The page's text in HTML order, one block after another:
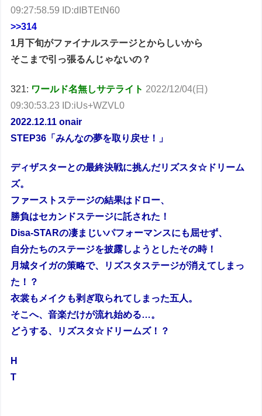
09:27:58.59 ID:dIBTEtN60
>>314
1月下旬がファイナルステージとからしいから
そこまで引っ張るんじゃないの？
321: ワールド名無しサテライト 2022/12/04(日)
09:30:53.23 ID:iUs+WZVL0
2022.12.11 onair
STEP36「みんなの夢を取り戻せ！」
ディザスターとの最終決戦に挑んだリズスタ☆ドリーム
ズ。
ファーストステージの結果はドロー、
勝負はセカンドステージに託された！
Disa-STARの凄まじいパフォーマンスにも屈せず、
自分たちのステージを披露しようとしたその時！
月城タイガの策略で、リズスタステージが消えてしまっ
た！？
衣裳もメイクも剥ぎ取られてしまった五人。
そこへ、音楽だけが流れ始める…。
どうする、リズスタ☆ドリームズ！？
H
T